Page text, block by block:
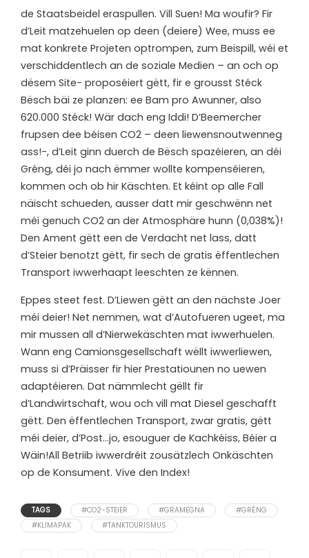
de Staatsbeidel eraspullen. Vill Suen! Ma woufir? Fir
d’Leit matzehuelen op deen (deiere) Wee, muss ee
mat konkrete Projeten optrompen, zum Beispill, wéi et
verschiddentlech an de soziale Medien – an och op
dësem Site- proposéiert gëtt, fir e grousst Stéck
Bësch bäi ze planzen: ee Bam pro Awunner, also
620.000 Stéck! Wär dach eng Iddi! D’Beemercher
frupsen dee béisen CO2 – deen liewensnoutwenneg
ass!-, d’Leit ginn duerch de Bësch spazéieren, an déi
Gréng, déi jo nach ëmmer wollte kompenséieren,
kommen och ob hir Käschten. Et kéint op alle Fall
näischt schueden, ausser datt mir geschwënn net
méi genuch CO2 an der Atmosphäre hunn (0,038%)!
Den Ament gëtt een de Verdacht net lass, datt
d’Steier benotzt gëtt, fir sech de gratis ëffentlechen
Transport iwwerhaapt leeschten ze kënnen.
Eppes steet fest. D’Liewen gëtt an den nächste Joer
méi deier! Net nemmen, wat d’Autofueren ugeet, ma
mir mussen all d’Nierwekäschten mat iwwerhuelen.
Wann eng Camionsgesellschaft wëllt iwwerliewen,
muss si d’Präisser fir hier Prestatiounen no uewen
adaptéieren. Dat nämmlecht gëllt fir
d’Landwirtschaft, wou och vill mat Diesel geschafft
gëtt. Den ëffentlechen Transport, zwar gratis, gëtt
méi deier, d’Post…jo, esouguer de Kachkéiss, Béier a
Wäin!All Betriib iwwerdréit zousätzlech Onkäschten
op de Konsument. Vive den Index!
TAGS #CO2-STEIER #GRAMEGNA
#GRÉNG
#KLIMAPAK
#TANKTOURISMUS